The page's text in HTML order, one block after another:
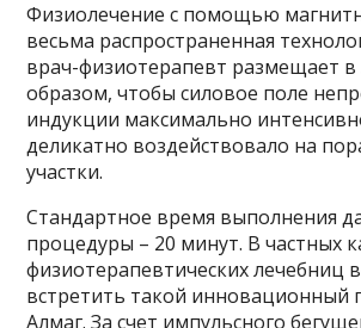
Физиолечение с помощью
весьма распространенная
врач-физиотерапевт размещает в
образом, чтобы силовое поле
индукции максимально
деликатно воздействовало на
участки.
Стандартное время выполнения
процедуры – 20 минут. В частных
физиотерапевтических лечебниц
встретить такой инновационный
Алмаг. За счет импульсного